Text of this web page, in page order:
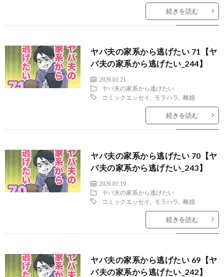
続きを読む
ヤバ夫の家系から逃げたい 71【ヤ
バ夫の家系から逃げたい_244】
2026.01.21
ヤバ夫の家系から逃げたい
コミックエッセイ
モラハラ ,離婚
続きを読む
ヤバ夫の家系から逃げたい 70【ヤ
バ夫の家系から逃げたい_243】
2026.01.19
ヤバ夫の家系から逃げたい
コミックエッセイ
モラハラ ,離婚
続きを読む
ヤバ夫の家系から逃げたい 69【ヤ
バ夫の家系から逃げたい_242】